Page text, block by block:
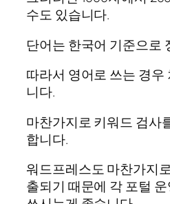
수도 있습니다.
단어는 한국어 기준으로
따라서 영어로 쓰는 경우
니다.
마찬가지로 키워드 검사
합니다.
워드프레스도 마찬가지
출되기 때문에 각 포털